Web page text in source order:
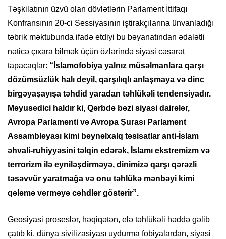
Təşkilatının üzvü olan dövlətlərin Parlament İttifaqı
Konfransının 20-ci Sessiyasının iştirakçılarına ünvanladığı
təbrik məktubunda ifadə etdiyi bu bəyanatından ədalətli
nəticə çıxara bilmək üçün özlərində siyasi cəsarət
tapacaqlar: “İslamofobiya yalnız müsəlmanlara qarşı
dözümsüzlük halı deyil, qarşılıqlı anlaşmaya və dinc
birgəyaşayışa təhdid yaradan təhlükəli tendensiyadır.
Məyusedici haldır ki, Qərbdə bəzi siyasi dairələr,
Avropa Parlamenti və Avropa Şurası Parlament
Assambleyası kimi beynəlxalq təsisatlar anti-İslam
əhvali-ruhiyyəsini təlqin edərək, İslamı ekstremizm və
terrorizm ilə eyniləşdirməyə, dinimizə qarşı qərəzli
təsəvvür yaratmağa və onu təhlükə mənbəyi kimi
qələmə verməyə cəhdlər göstərir”.
Geosiyasi proseslər, həqiqətən, elə təhlükəli həddə gəlib
çatıb ki, dünya sivilizasiyası uydurma fobiyalardan, siyasi